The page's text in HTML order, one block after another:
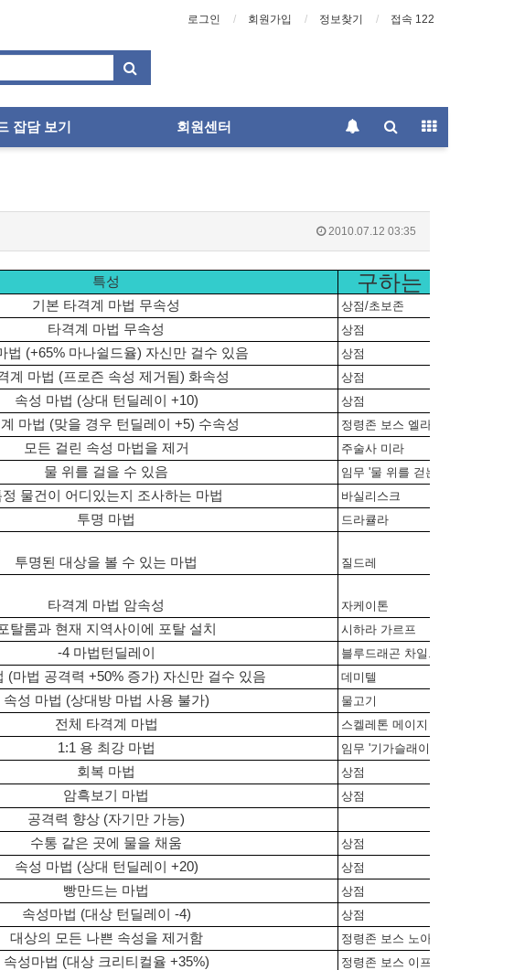
로그인 회원가입 정보찾기 접속 122
잡담 보기 회원센터
2010.07.12 03:35
특성 구하는 위치
기본 타격계 마법 무속성 상점/초보존
타격계 마법 무속성 상점
법 (+65% 마나쉴드율) 자신만 걸수 있음 상점
계 마법 (프로즌 속성 제거됨) 화속성 상점
속성 마법 (상대 턴딜레이 +10) 상점
마법 (맞을 경우 턴딜레이 +5) 수속성 정령존 보스 엘라임
모든 걸린 속성 마법을 제거 주술사 미라
물 위를 걸을 수 있음 임무 '물 위를 걷는자'
정 물건이 어디있는지 조사하는 마법 바실리스크
투명 마법 드라큘라
투명된 대상을 볼 수 있는 마법 질드레
타격계 마법 암속성 자케이톤
탈룸과 현재 지역사이에 포탈 설치 시하라 가르프
-4 마법턴딜레이 블루드래곤 차일드
(마법 공격력 +50% 증가) 자신만 걸수 있음 데미텔
속성 마법 (상대방 마법 사용 불가) 물고기
전체 타격계 마법 스켈레톤 메이지
1:1 용 최강 마법 임무 '기가슬래이브'
회복 마법 상점
암흑보기 마법 상점
공격력 향상 (자기만 가능)
수통 같은 곳에 물을 채움 상점
속성 마법 (상대 턴딜레이 +20) 상점
빵만드는 마법 상점
속성마법 (대상 턴딜레이 -4) 상점
대상의 모든 나쁜 속성을 제거함 정령존 보스 노아스
속성마법 (대상 크리티컬율 +35%) 정령존 보스 이프리트